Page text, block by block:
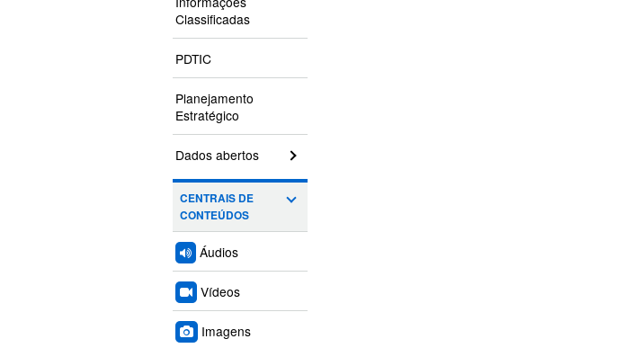
Classificadas
PDTIC
Planejamento
Estratégico
Dados abertos
CENTRAIS DE
CONTEÚDOS
Áudios
Vídeos
Imagens